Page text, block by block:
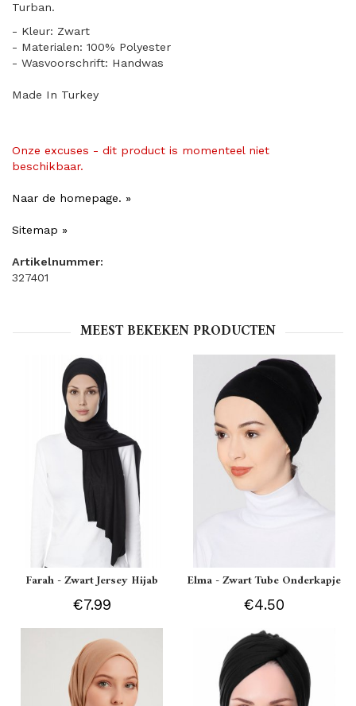
Turban.
- Kleur: Zwart
- Materialen: 100% Polyester
- Wasvoorschrift: Handwas
Made In Turkey
Onze excuses - dit product is momenteel niet
beschikbaar.
Naar de homepage. »
Sitemap »
Artikelnummer:
327401
MEEST BEKEKEN PRODUCTEN
Farah - Zwart Jersey Hijab
€7.99
Elma - Zwart Tube Onderkapje
€4.50